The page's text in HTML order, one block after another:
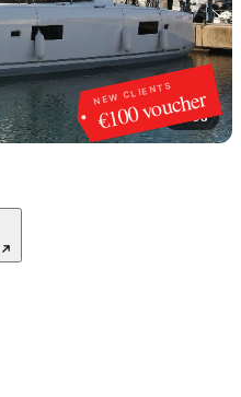
NEW CLIENTS
€100 voucher
1/98